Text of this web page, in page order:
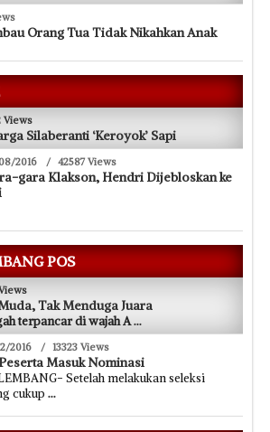
Orang Tua Tidak Nikahkan Anak
Views
Silaberanti ‘Keroyok’ Sapi
2016 / 42587 Views
gara Klakson, Hendri Dijebloskan ke
POS
Tak Menduga Juara
terpancar di wajah A...
2016 / 13323 Views
Masuk Nominasi
Setelah melakukan seleksi
cukup ...